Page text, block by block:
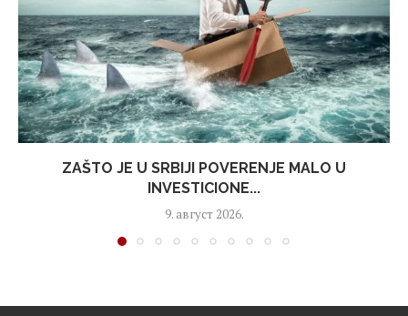
ZAŠTO JE U SRBIJI POVERENJE MALO U
INVESTICIONE...
9. август 2026.